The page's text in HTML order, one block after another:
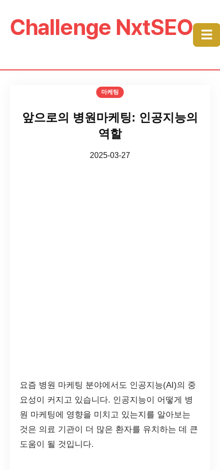
Challenge NxtSEO ☰
마케팅
앞으로의 병원마케팅: 인공지능의
역할
2025-03-27
요즘 병원 마케팅 분야에서도 인공지능(AI)의 중
요성이 커지고 있습니다. 인공지능이 어떻게 병
원 마케팅에 영향을 미치고 있는지를 알아보는
것은 의료 기관이 더 많은 환자를 유치하는 데 큰
도움이 될 것입니다.